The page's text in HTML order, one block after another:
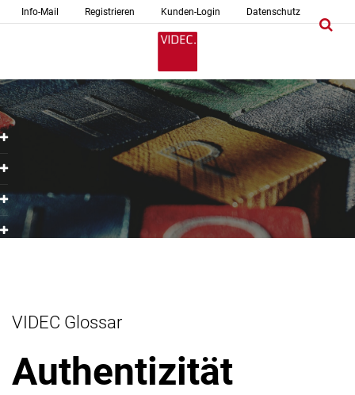
Info-Mail Registrieren Kunden-Login Datenschutz
VIDEC Glossar
Authentizität